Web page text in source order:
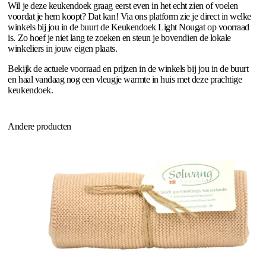
Wil je deze keukendoek graag eerst even in het echt zien of voelen
voordat je hem koopt? Dat kan! Via ons platform zie je direct in welke
winkels bij jou in de buurt de Keukendoek Light Nougat op voorraad
is. Zo hoef je niet lang te zoeken en steun je bovendien de lokale
winkeliers in jouw eigen plaats.
Bekijk de actuele voorraad en prijzen in de winkels bij jou in de buurt
en haal vandaag nog een vleugje warmte in huis met deze prachtige
keukendoek.
Andere producten